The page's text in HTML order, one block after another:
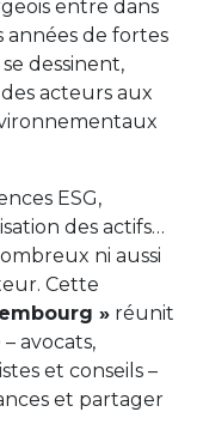
entre dans
années de fortes
dessinent,
acteurs aux
ESG,
des actifs…
ni aussi
Cette
» réunit
avocats,
et conseils –
et partager